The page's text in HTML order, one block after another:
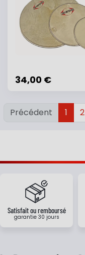
34,00 €
Précédent 1 2
Satisfait ou remboursé
garantie 30 jours